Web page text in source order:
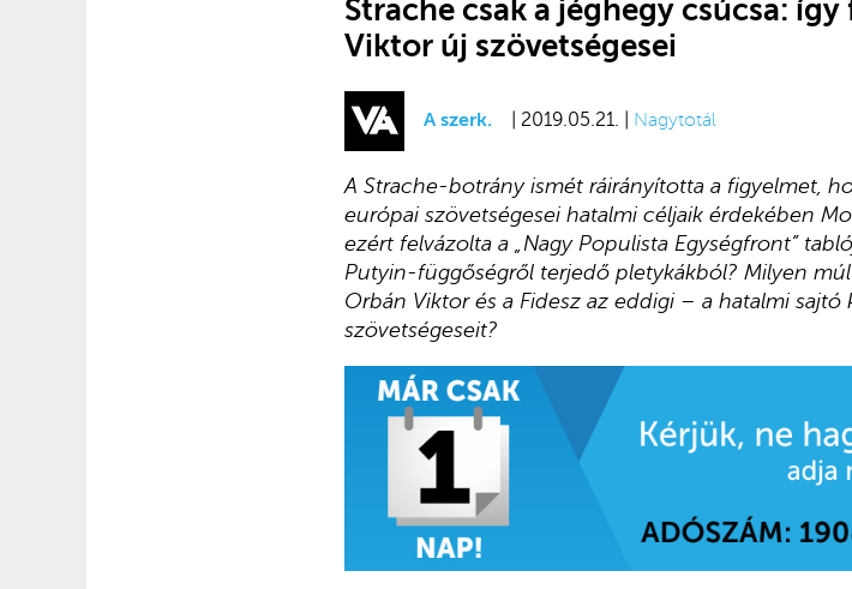
Strache csak a jéghegy csúcsa:
Viktor új szövetségesei
A szerk. | 2019.05.21. | Nagytotál
A Strache-botrány ismét ráirányította a figyelmet,
európai szövetségesei hatalmi céljaik érdekében
ezért felvázolta a „Nagy Populista Egységfront”
Putyin-függőségről terjedő pletykákból? Milyen
Orbán Viktor és a Fidesz az eddigi – a hatalmi sajtó
szövetségeseit?